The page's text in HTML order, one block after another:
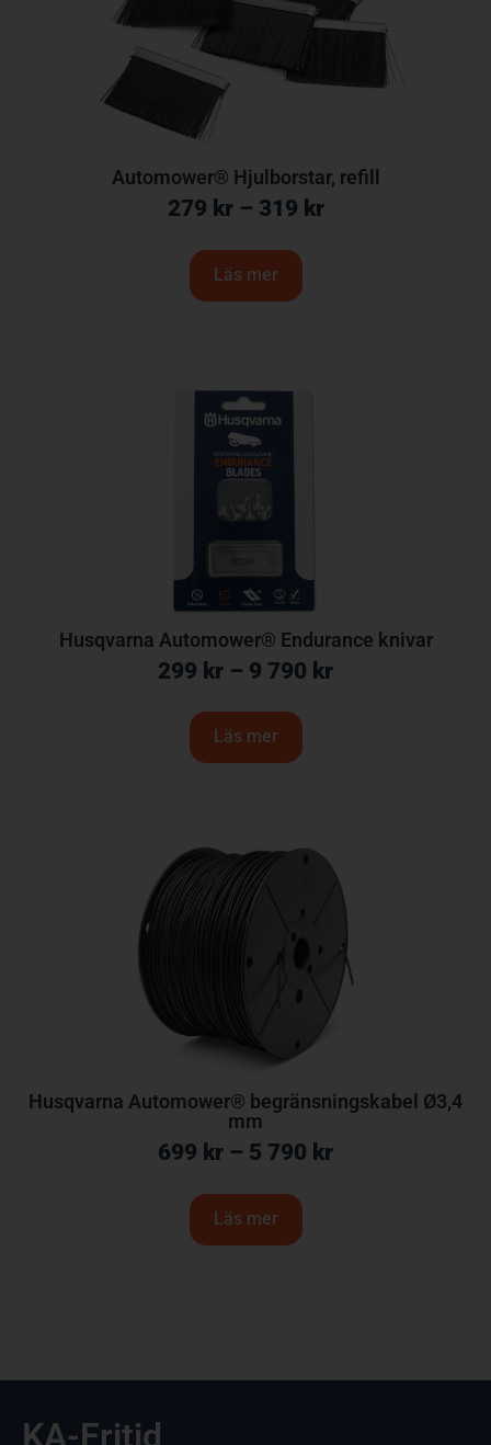
Automower® Hjulborstar, refill
279 kr – 319 kr
Läs mer
Husqvarna Automower® Endurance knivar
299 kr – 9 790 kr
Läs mer
Husqvarna Automower® begränsningskabel Ø3,4
mm
699 kr – 5 790 kr
Läs mer
KA-Fritid